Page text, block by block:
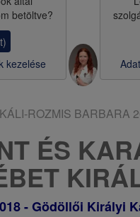
betöltve?
kezelése
KÁLI-ROZMIS BARBARA
ÉS
- Gödöllői Királyi